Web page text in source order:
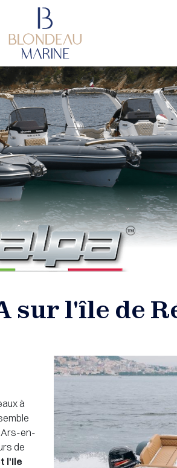
sur l'île de
à
Ars-en-
de
l'Ile